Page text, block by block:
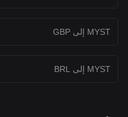
MYST إلى GBP
MYST إلى BRL